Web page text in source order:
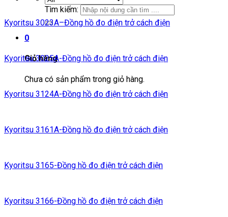
Tìm kiếm:
0
Giỏ hàng
Chưa có sản phẩm trong giỏ hàng.
Kyoritsu 3023A–Đồng hồ đo điện trở cách điện
Kyoritsu 3025A-Đồng hồ đo điện trở cách điện
Kyoritsu 3124A-Đồng hồ đo điện trở cách điện
Kyoritsu 3161A-Đồng hồ đo điện trở cách điện
Kyoritsu 3165-Đồng hồ đo điện trở cách điện
Kyoritsu 3166-Đồng hồ đo điện trở cách điện